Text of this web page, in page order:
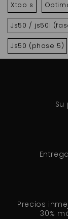
Xtoo s
Js50 / js50l
Js50 (phase 5)
Precios
30%